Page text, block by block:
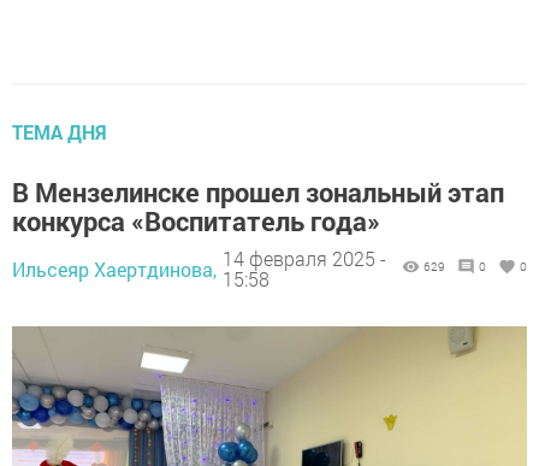
ТЕМА ДНЯ
В Мензелинске прошел зональный этап
конкурса «Воспитатель года»
Ильсеяр Хаертдинова, 14 февраля 2025 -
15:58
629 0 0